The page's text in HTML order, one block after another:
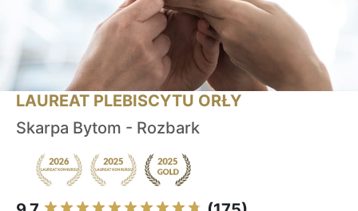
LAUREAT PLEBISCYTU ORŁY
Skarpa Bytom - Rozbark